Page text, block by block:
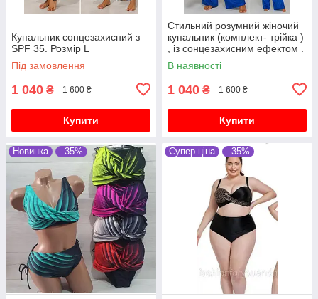
Купальник сонцезахисний з
SPF 35. Розмір L
Під замовлення
1 040 ₴ 1 600 ₴
Купити
Стильний розумний жіночий
купальник (комплект- трійка )
, із сонцезахисним ефектом .
Розміри M-3Xxl.
В наявності
1 040 ₴ 1 600 ₴
Купити
Новинка –35% Супер ціна –35%